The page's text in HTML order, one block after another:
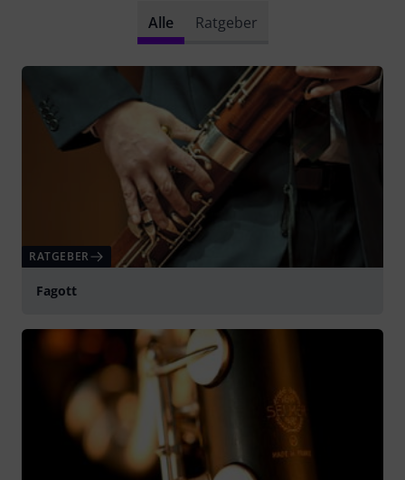
Alle Ratgeber
RATGEBER
Fagott